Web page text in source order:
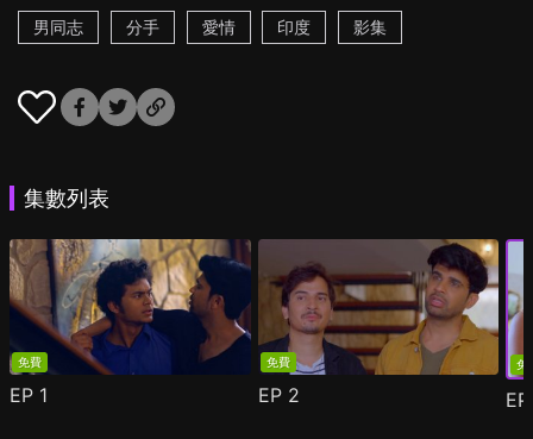
男同志
分手 愛情 印度 影集
集數列表
免費
EP 1
免費
EP 2
免